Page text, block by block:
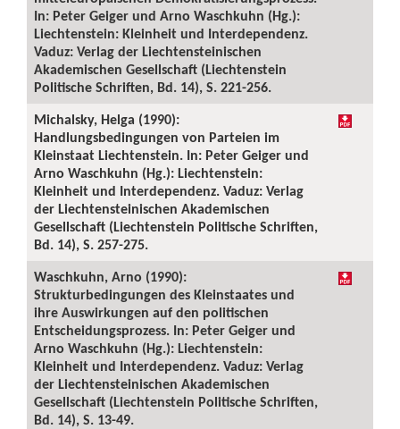
In: Peter Geiger und Arno Waschkuhn (Hg.):
Liechtenstein: Kleinheit und Interdependenz.
Vaduz: Verlag der Liechtensteinischen
Akademischen Gesellschaft (Liechtenstein
Politische Schriften, Bd. 14), S. 221-256.
Michalsky, Helga (1990):
Handlungsbedingungen von Parteien im
Kleinstaat Liechtenstein. In: Peter Geiger und
Arno Waschkuhn (Hg.): Liechtenstein:
Kleinheit und Interdependenz. Vaduz: Verlag
der Liechtensteinischen Akademischen
Gesellschaft (Liechtenstein Politische Schriften,
Bd. 14), S. 257-275.
Waschkuhn, Arno (1990):
Strukturbedingungen des Kleinstaates und
ihre Auswirkungen auf den politischen
Entscheidungsprozess. In: Peter Geiger und
Arno Waschkuhn (Hg.): Liechtenstein:
Kleinheit und Interdependenz. Vaduz: Verlag
der Liechtensteinischen Akademischen
Gesellschaft (Liechtenstein Politische Schriften,
Bd. 14), S. 13-49.